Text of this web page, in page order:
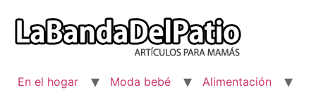
contenido
En el hogar Moda bebé
Alimentación